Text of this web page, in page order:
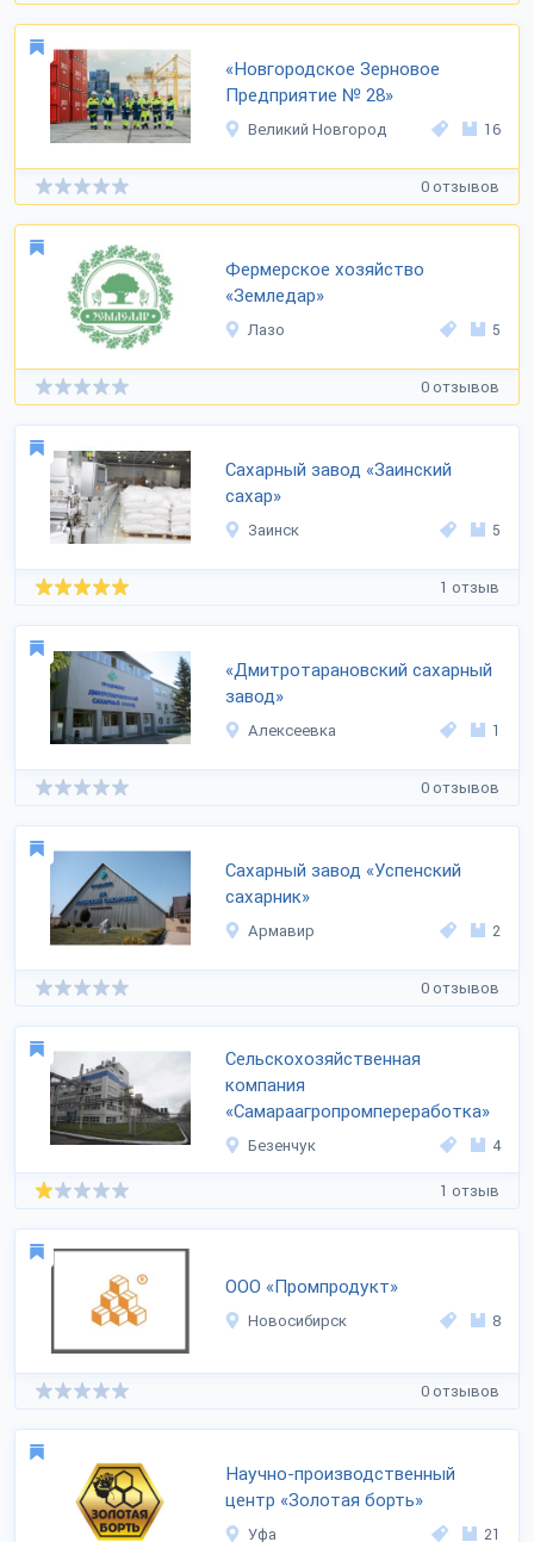
«Новгородское Зерновое
Предприятие № 28»
Великий Новгород 16
0 отзывов
Фермерское хозяйство
«Земледар»
Лазо 5
0 отзывов
Сахарный завод «Заинский
сахар»
Заинск 5
1 отзыв
«Дмитротарановский сахарный
завод»
Алексеевка 1
0 отзывов
Сахарный завод «Успенский
сахарник»
Армавир 2
0 отзывов
Сельскохозяйственная
компания
«Самараагропромпереработка»
Безенчук 4
1 отзыв
ООО «Промпродукт»
Новосибирск 8
0 отзывов
Научно-производственный
центр «Золотая борть»
Уфа 21